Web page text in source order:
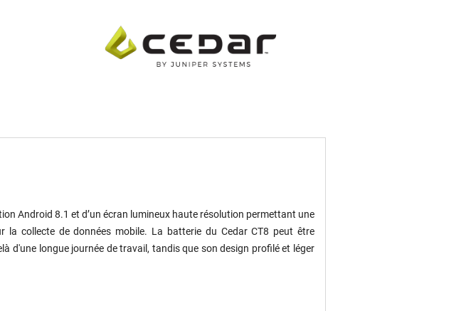
Android 8.1 et d’un écran lumineux haute résolution permettant une
la collecte de données mobile. La batterie du Cedar CT8 peut être
d'une longue journée de travail, tandis que son design profilé et léger